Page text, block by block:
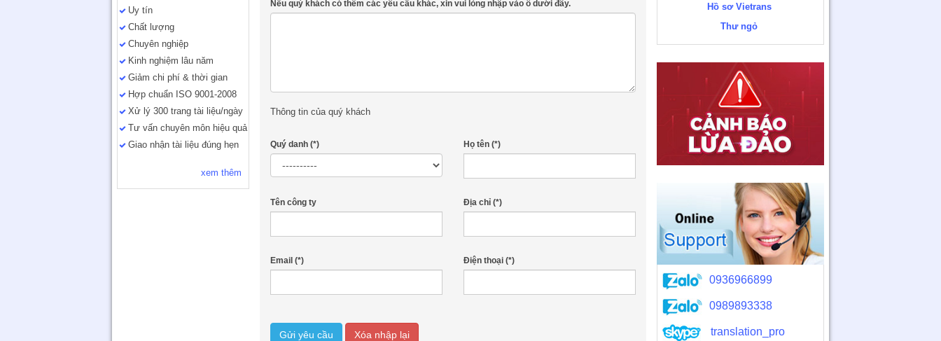
Uy tín
Chất lượng
Chuyên nghiệp
Kinh nghiệm lâu năm
Giảm chi phí & thời gian
Hợp chuẩn ISO 9001-2008
Xử lý 300 trang tài liệu/ngày
Tư vấn chuyên môn hiệu quả
Giao nhận tài liệu đúng hẹn
xem thêm
Nếu quý khách có thêm các yêu cầu khác, xin vui lòng nhập vào ô dưới đây.
Thông tin của quý khách
Quý danh (*) Họ tên (*)
Tên công ty Địa chỉ (*)
Email (*) Điện thoại (*)
Gửi yêu cầu Xóa nhập lại
Hồ sơ Vietrans
Thư ngỏ
0936966899
0989893338
translation_pro